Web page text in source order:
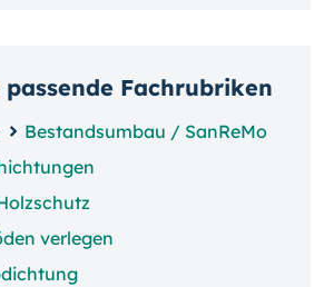
Fachrubriken
Bestandsumbau / SanReMo
verlegen